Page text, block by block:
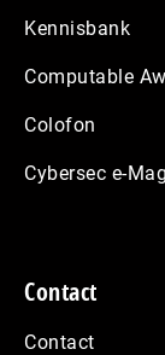
Kennisbank
Computable
Colofon
Cybersec e-
Contact
Contact